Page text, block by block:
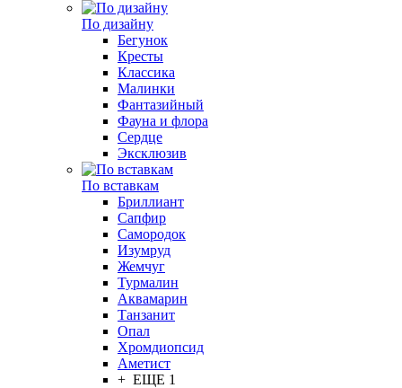
По дизайну
Бегунок
Кресты
Классика
Малинки
Фантазийный
Фауна и флора
Сердце
Эксклюзив
По вставкам
Бриллиант
Сапфир
Самородок
Изумруд
Жемчуг
Турмалин
Аквамарин
Танзанит
Опал
Хромдиопсид
Аметист
+ ЕЩЕ 1